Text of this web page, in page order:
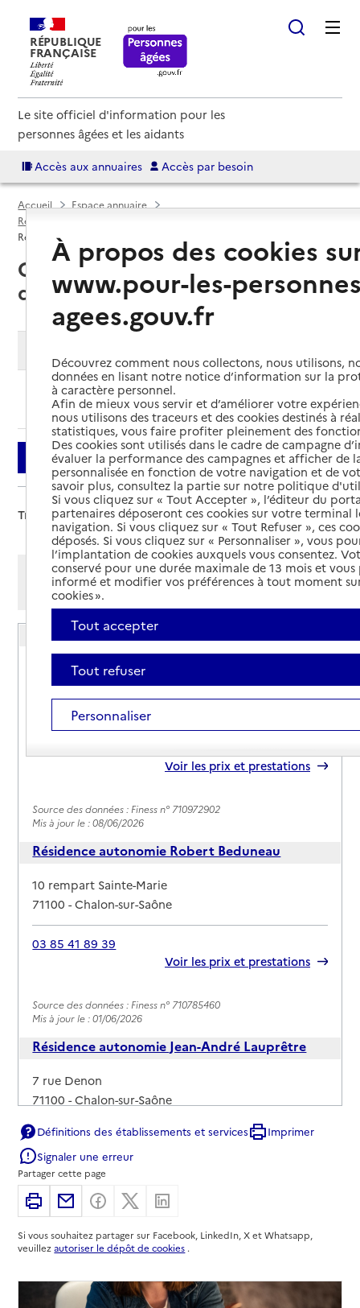
RÉPUBLIQUE
FRANÇAISE
Le site officiel d'information pour les
personnes âgées et les aidants
Accès aux annuaires Accès par besoin
Accueil
Espace annuaire
Résidences autonomie par département
Résidence autonomie
Chalon-sur-Saône (71100) : liste
des 3 résidences autonomie
Ajouter cette recherche aux favoris
Filtrer
Trier par :
Afficher les résultats par:
Mode liste
Résidence autonomie L'esquilin
Adresse
5 rue Colette
71100-Chalon-sur-Saône
03 85 41 52 36
Voir les prix et prestations
Source des données : Finess n° 710972902
Mis à jour le : 08/06/2026
Résidence autonomie Robert Beduneau
Adresse
10 rempart Sainte-Marie
71100-Chalon-sur-Saône
03 85 41 89 39
Voir les prix et prestations
Source des données : Finess n° 710785460
Mis à jour le : 01/06/2026
Résidence autonomie Jean-André Lauprêtre
Adresse
7 rue Denon
71100-Chalon-sur-Saône
03 85 93 14 32
Contact
Rapport HAS
Source des données : Finess n° 710014879
Mis à jour le : 01/06/2026
Définitions des établissements et services
Imprimer
Signaler une erreur
Partager cette page
ImprimerPartager par email
Partager sur Facebook
Partager sur X
Si vous souhaitez partager sur Facebook, LinkedIn, X et Whatsapp,
veuillezautoriser le dépôt de cookies .
À propos des cookies
www.pour-les-
agees.gouv.fr
Découvrez comment nous collectons, nous utilisons,
données en lisant notre notice d’information sur la
à caractère personnel.
Afin de mieux vous servir et d’améliorer votre
nous utilisons des traceurs et des cookies destinés à
statistiques, vous faire profiter pleinement des
Des cookies sont utilisés dans le cadre de campagne
évaluer la performance des campagnes et afficher de
personnalisée en fonction de votre navigation et de
savoir plus, consultez la partie sur notre politique
Si vous cliquez sur « Tout Accepter », l’éditeur du
partenaires déposeront ces cookies sur votre terminal
navigation. Si vous cliquez sur « Tout Refuser », ces
déposés. Si vous cliquez sur « Personnaliser », vous
l’implantation de cookies auxquels vous consentez.
conservé pour une durée maximale de 13 mois et
informé et modifier vos préférences à tout moment
cookies ».
Tout accepter
Tout refuser
Personnaliser